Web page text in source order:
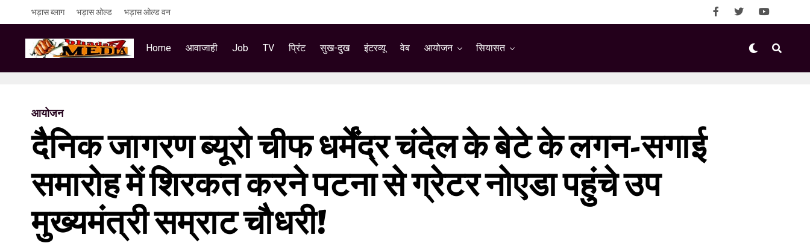
भड़ास ब्लाग भड़ास ओल्ड भड़ास ओल्ड वन
Home आवाजाही Job TV प्रिंट सुख-दुख इंटरव्यू वेब आयोजन सियासत
आयोजन
दैनिक जागरण ब्यूरो चीफ धर्मेंद्र चंदेल के बेटे के लगन-सगाई
समारोह में शिरकत करने पटना से ग्रेटर नोएडा पहुंचे उप
मुख्यमंत्री सम्राट चौधरी!